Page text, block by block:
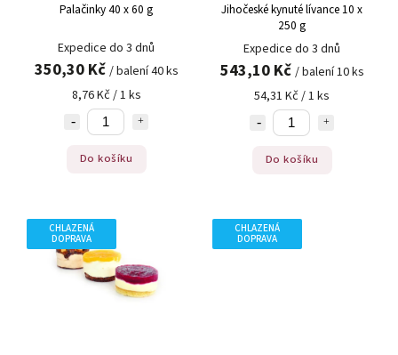
Palačinky 40 x 60 g
Expedice do 3 dnů
350,30 Kč / balení 40 ks
8,76 Kč / 1 ks
Do košíku
Jihočeské kynuté lívance 10 x
250 g
Expedice do 3 dnů
543,10 Kč / balení 10 ks
54,31 Kč / 1 ks
Do košíku
CHLAZENÁ
DOPRAVA
CHLAZENÁ
DOPRAVA